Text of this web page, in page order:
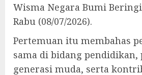
Wisma Negara Bumi
Rabu (08/07/2026).
Pertemuan itu membahas
sama di bidang pendidikan,
generasi muda, serta